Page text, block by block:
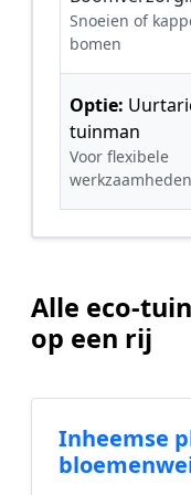
Snoeien of
bomen
Optie:
tuinman
Voor flexibele
werkzaamheden
Alle eco-
op een rij
Inheemse